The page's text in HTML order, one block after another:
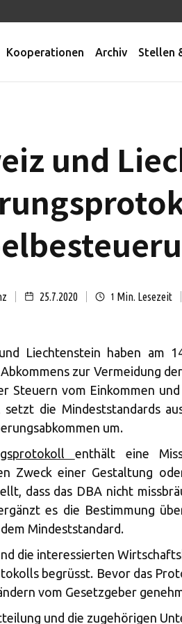
Kooperationen Archiv Stellen
und
25.7.2020 1 Min. Lesezeit
Liechtenstein haben am
zur Vermeidung
Steuern vom Einkommen
die Mindeststandards
um.
enthält eine
Zweck einer Gestaltung
dass das DBA nicht
es die Bestimmung
Mindeststandard.
die interessierten
begrüsst. Bevor das
vom Gesetzgeber
und die zugehörigen